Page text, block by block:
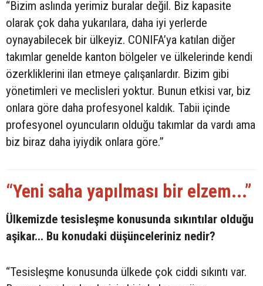
“Bizim aslında yerimiz buralar değil. Biz kapasite
olarak çok daha yukarılara, daha iyi yerlerde
oynayabilecek bir ülkeyiz. CONIFA’ya katılan diğer
takımlar genelde kanton bölgeler ve ülkelerinde kendi
özerkliklerini ilan etmeye çalışanlardır. Bizim gibi
yönetimleri ve meclisleri yoktur. Bunun etkisi var, biz
onlara göre daha profesyonel kaldık. Tabii içinde
profesyonel oyuncuların olduğu takımlar da vardı ama
biz biraz daha iyiydik onlara göre.”
“Yeni saha yapılması bir elzem...”
Ülkemizde tesisleşme konusunda sıkıntılar olduğu
aşikar... Bu konudaki düşünceleriniz nedir?
“Tesisleşme konusunda ülkede çok ciddi sıkıntı var.